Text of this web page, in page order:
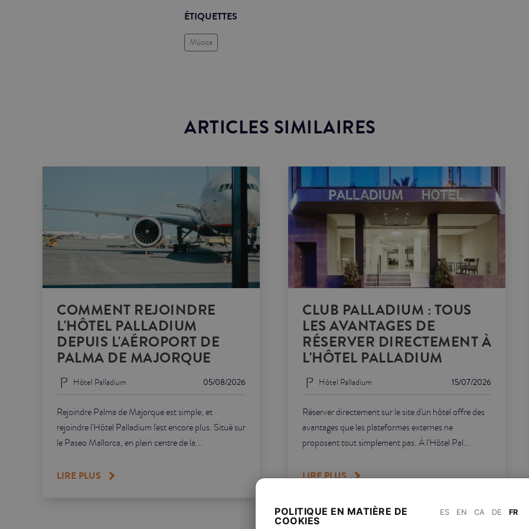
ÉTIQUETTES
Música
ARTICLES SIMILAIRES
COMMENT REJOINDRE
L'HÔTEL PALLADIUM
DEPUIS L'AÉROPORT DE
PALMA DE MAJORQUE
05/08/2026
Hôtel Palladium
Rejoindre Palma de Majorque est simple, et
rejoindre l'Hôtel Palladium l'est encore plus. Situé sur
le Paseo Mallorca, en plein centre de la...
LIRE PLUS
CLUB PALLADIUM : TOUS
LES AVANTAGES DE
RÉSERVER DIRECTEMENT À
L'HÔTEL PALLADIUM
15/07/2026
Hôtel Palladium
Réserver directement sur le site d'un hôtel offre des
avantages que les plateformes externes ne
proposent tout simplement pas. À l'Hôtel Pal...
LIRE PLUS
ES EN CA DE FR
POLITIQUE EN MATIÈRE DE
COOKIES